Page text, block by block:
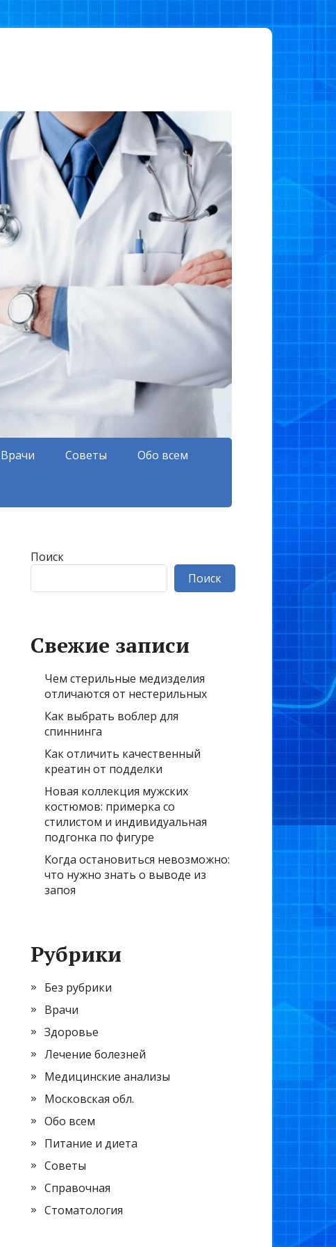
Врачи Советы Обо всем
Поиск
Поиск
Свежие записи
Чем стерильные медизделия
отличаются от нестерильных
Как выбрать воблер для
спиннинга
Как отличить качественный
креатин от подделки
Новая коллекция мужских
костюмов: примерка со
стилистом и индивидуальная
подгонка по фигуре
Когда остановиться невозможно:
что нужно знать о выводе из
запоя
Рубрики
Без рубрики
Врачи
Здоровье
Лечение болезней
Медицинские анализы
Московская обл.
Обо всем
Питание и диета
Советы
Справочная
Стоматология